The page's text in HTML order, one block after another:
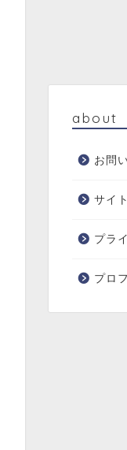
about
お問
サイ
プラ
プロ